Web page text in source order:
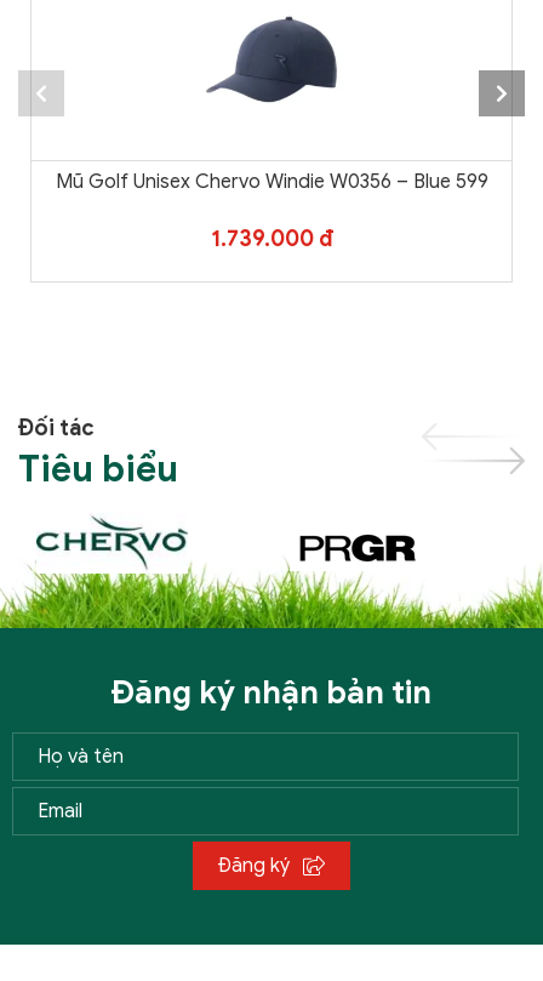
Mũ Golf Unisex Chervo Windie W0356 – Blue 599
1.739.000 đ
Đối tác
Tiêu biểu
Đăng ký nhận bản tin
Đăng ký